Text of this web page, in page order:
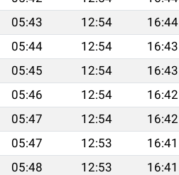
05:43 12:54 16:44
05:44 12:54 16:43
05:45 12:54 16:43
05:46 12:54 16:42
05:47 12:54 16:42
05:47 12:53 16:41
05:48 12:53 16:41